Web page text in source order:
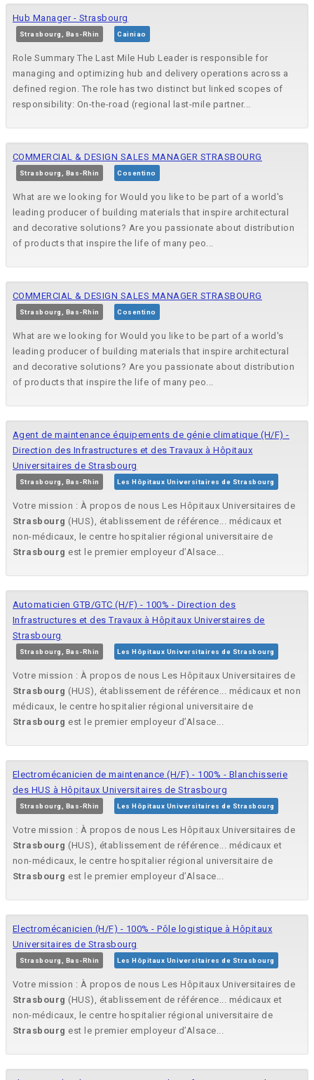
Hub Manager - Strasbourg
Strasbourg, Bas-Rhin Cainiao
Role Summary The Last Mile Hub Leader is responsible for
managing and optimizing hub and delivery operations across a
defined region. The role has two distinct but linked scopes of
responsibility: On-the-road (regional last-mile partner...
COMMERCIAL & DESIGN SALES MANAGER STRASBOURG
Strasbourg, Bas-Rhin Cosentino
What are we looking for Would you like to be part of a world's
leading producer of building materials that inspire architectural
and decorative solutions? Are you passionate about distribution
of products that inspire the life of many peo...
COMMERCIAL & DESIGN SALES MANAGER STRASBOURG
Strasbourg, Bas-Rhin Cosentino
What are we looking for Would you like to be part of a world's
leading producer of building materials that inspire architectural
and decorative solutions? Are you passionate about distribution
of products that inspire the life of many peo...
Agent de maintenance équipements de génie climatique (H/F) -
Direction des Infrastructures et des Travaux à Hôpitaux
Universitaires de Strasbourg
Strasbourg, Bas-Rhin Les Hôpitaux Universitaires de Strasbourg
Votre mission : À propos de nous Les Hôpitaux Universitaires de
Strasbourg (HUS), établissement de référence... médicaux et
non-médicaux, le centre hospitalier régional universitaire de
Strasbourg est le premier employeur d’Alsace...
Automaticien GTB/GTC (H/F) - 100% - Direction des
Infrastructures et des Travaux à Hôpitaux Universtaires de
Strasbourg
Strasbourg, Bas-Rhin Les Hôpitaux Universitaires de Strasbourg
Votre mission : À propos de nous Les Hôpitaux Universitaires de
Strasbourg (HUS), établissement de référence... médicaux et non
médicaux, le centre hospitalier régional universitaire de
Strasbourg est le premier employeur d’Alsace...
Electromécanicien de maintenance (H/F) - 100% - Blanchisserie
des HUS à Hôpitaux Universitaires de Strasbourg
Strasbourg, Bas-Rhin Les Hôpitaux Universitaires de Strasbourg
Votre mission : À propos de nous Les Hôpitaux Universitaires de
Strasbourg (HUS), établissement de référence... médicaux et
non-médicaux, le centre hospitalier régional universitaire de
Strasbourg est le premier employeur d’Alsace...
Electromécanicien (H/F) - 100% - Pôle logistique à Hôpitaux
Universitaires de Strasbourg
Strasbourg, Bas-Rhin Les Hôpitaux Universitaires de Strasbourg
Votre mission : À propos de nous Les Hôpitaux Universitaires de
Strasbourg (HUS), établissement de référence... médicaux et
non-médicaux, le centre hospitalier régional universitaire de
Strasbourg est le premier employeur d’Alsace...